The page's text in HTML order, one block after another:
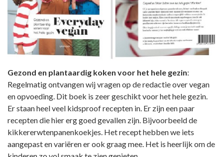
Gezond en plantaardig koken voor het hele gezin:
Regelmatig ontvangen wij vragen op de redactie over vegan
en opvoeding. Dit boek is zeer geschikt voor het hele gezin.
Er staan heel veel kidsproof recepten in. Er zijn een paar
recepten die hier erg goed gevallen zijn. Bijvoorbeeld de
kikkererwtenpanenkoekjes. Het recept hebben we iets
aangepast en variëren er ook graag mee. Het is heerlijk om de